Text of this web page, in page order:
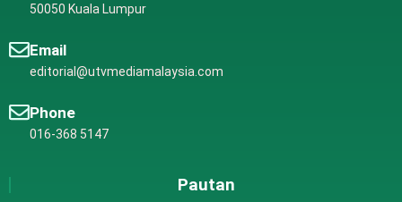
50050 Kuala Lumpur
Email
editorial@utvmediamalaysia.com
Phone
016-368 5147
Pautan